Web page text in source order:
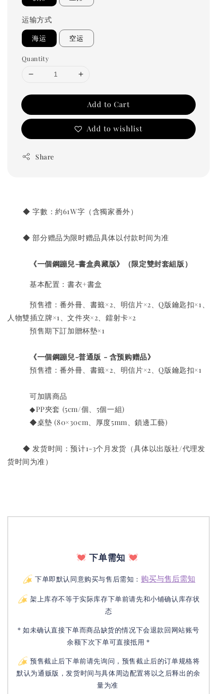
运输方式
海运 空运
Quantity
Add to Cart
Add to wishlist
Share
◆ 字數：約61W字（含獨家番外）
◆ 部分赠品为限时赠品具体以付款时间为准
《一個鋼蹦兒-書盒典藏版》（限定雙封套組版）
基本配置：書衣+書盒
預售禮：番外冊、書籤×2、明信片×2、Q版鑰匙扣×1、
人物雙插立牌×1、文件夾×2、鐳射卡×2
預售期下訂加贈杯墊×1
《一個鋼蹦兒-普通版 - 含预购赠品》
預售禮：番外冊、書籤×2、明信片×2、Q版鑰匙扣×1
可加購商品
◆PP夾套 (5cm/個、5個一組)
◆桌墊 (80×30cm、厚度5mm、鎖邊工藝)
◆ 发货时间：预计1-3个月发货（具体以出版社/代理发
货时间为准）
下单需知
下单即默认同意购买与售后需知： 购买与售后需知
架上库存不等于实际库存下单前请先和小铺确认库存状
态
* 如未确认直接下单而商品缺货的情况下会退款回网站账号
余额下次下单可直接抵用 *
预售截止后下单前请先询问，预售截止后的订单规格将
默认为通贩版，发货时间与具体周边配置将以之后释出的余
量为准